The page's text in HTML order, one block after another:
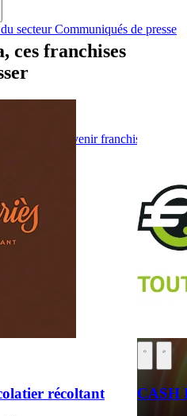
secteur Communiqués de presse
Devenir franchiseur
ces franchises
récoltant CASH